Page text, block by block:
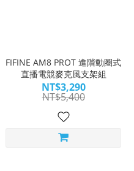
FIFINE AM8 PROT 進階動圈式
直播電競麥克風支架組
NT$3,290
NT$5,400